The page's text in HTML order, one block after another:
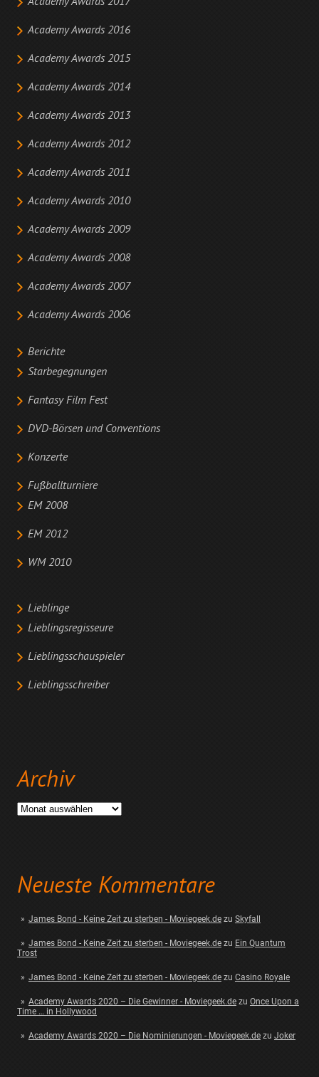
Academy Awards 2016
Academy Awards 2015
Academy Awards 2014
Academy Awards 2013
Academy Awards 2012
Academy Awards 2011
Academy Awards 2010
Academy Awards 2009
Academy Awards 2008
Academy Awards 2007
Academy Awards 2006
Berichte
Starbegegnungen
Fantasy Film Fest
DVD-Börsen und Conventions
Konzerte
Fußballturniere
EM 2008
EM 2012
WM 2010
Lieblinge
Lieblingsregisseure
Lieblingsschauspieler
Lieblingsschreiber
Archiv
Archiv
Neueste Kommentare
James Bond - Keine Zeit zu sterben - Moviegeek.dezu Skyfall
James Bond - Keine Zeit zu sterben - Moviegeek.dezu Ein Quantum
Trost
James Bond - Keine Zeit zu sterben - Moviegeek.dezu Casino Royale
Academy Awards 2020 – Die Gewinner - Moviegeek.dezu Once Upon a
Time … in Hollywood
Academy Awards 2020 – Die Nominierungen - Moviegeek.dezu Joker